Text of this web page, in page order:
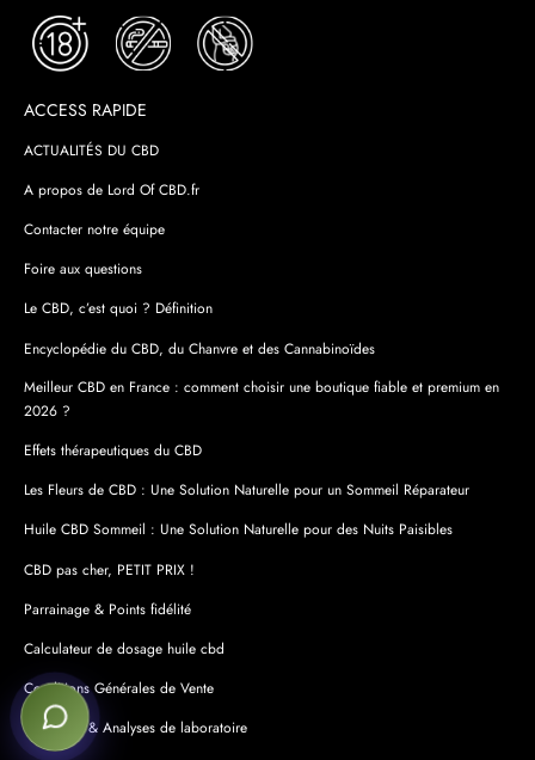
ACCESS RAPIDE
ACTUALITÉS DU CBD
A propos de Lord Of CBD.fr
Contacter notre équipe
Foire aux questions
Le CBD, c’est quoi ? Définition
Encyclopédie du CBD, du Chanvre et des Cannabinoïdes
Meilleur CBD en France : comment choisir une boutique fiable et premium en
2026 ?
Effets thérapeutiques du CBD
Les Fleurs de CBD : Une Solution Naturelle pour un Sommeil Réparateur
Huile CBD Sommeil : Une Solution Naturelle pour des Nuits Paisibles
CBD pas cher, PETIT PRIX !
Parrainage & Points fidélité
Calculateur de dosage huile cbd
Conditions Générales de Vente
Certificats & Analyses de laboratoire